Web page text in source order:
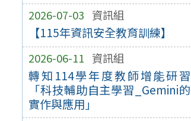
2026-07-03 資訊組
【115年資訊安全教育訓練】
2026-06-11 資訊組
轉知114學年度教師增能研習
「科技輔助自主學習_Gemini的
實作與應用」